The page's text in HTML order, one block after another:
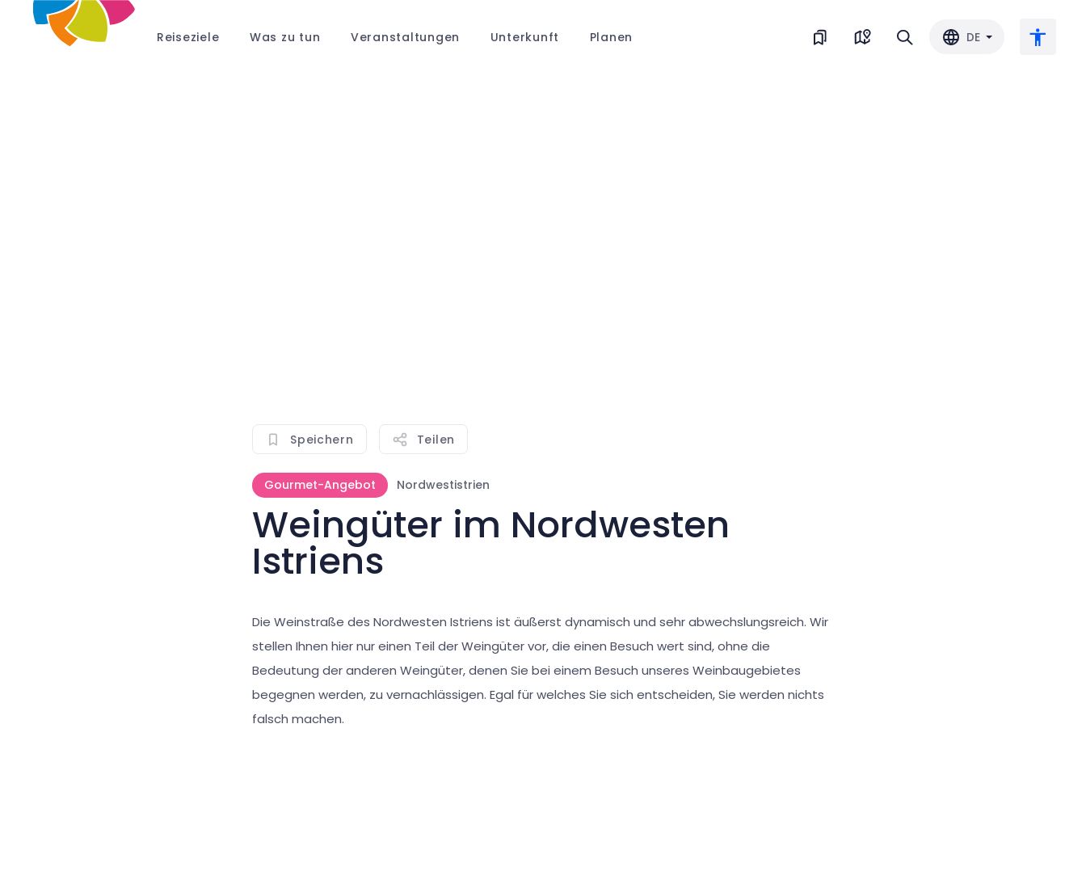
Reiseziele Was zu tun Veranstaltungen Unterkunft Planen DE
Speichern Teilen
Gourmet-Angebot Nordwestistrien
Weingüter im Nordwesten
Istriens
Die Weinstraße des Nordwesten Istriens ist äußerst dynamisch und sehr abwechslungsreich. Wir
stellen Ihnen hier nur einen Teil der Weingüter vor, die einen Besuch wert sind, ohne die
Bedeutung der anderen Weingüter, denen Sie bei einem Besuch unseres Weinbaugebietes
begegnen werden, zu vernachlässigen. Egal für welches Sie sich entscheiden, Sie werden nichts
falsch machen.